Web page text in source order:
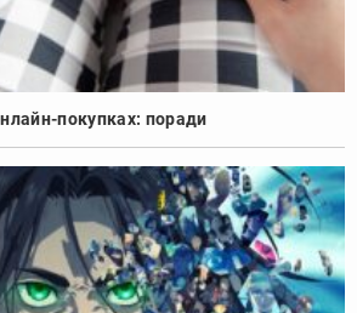
покупках: поради